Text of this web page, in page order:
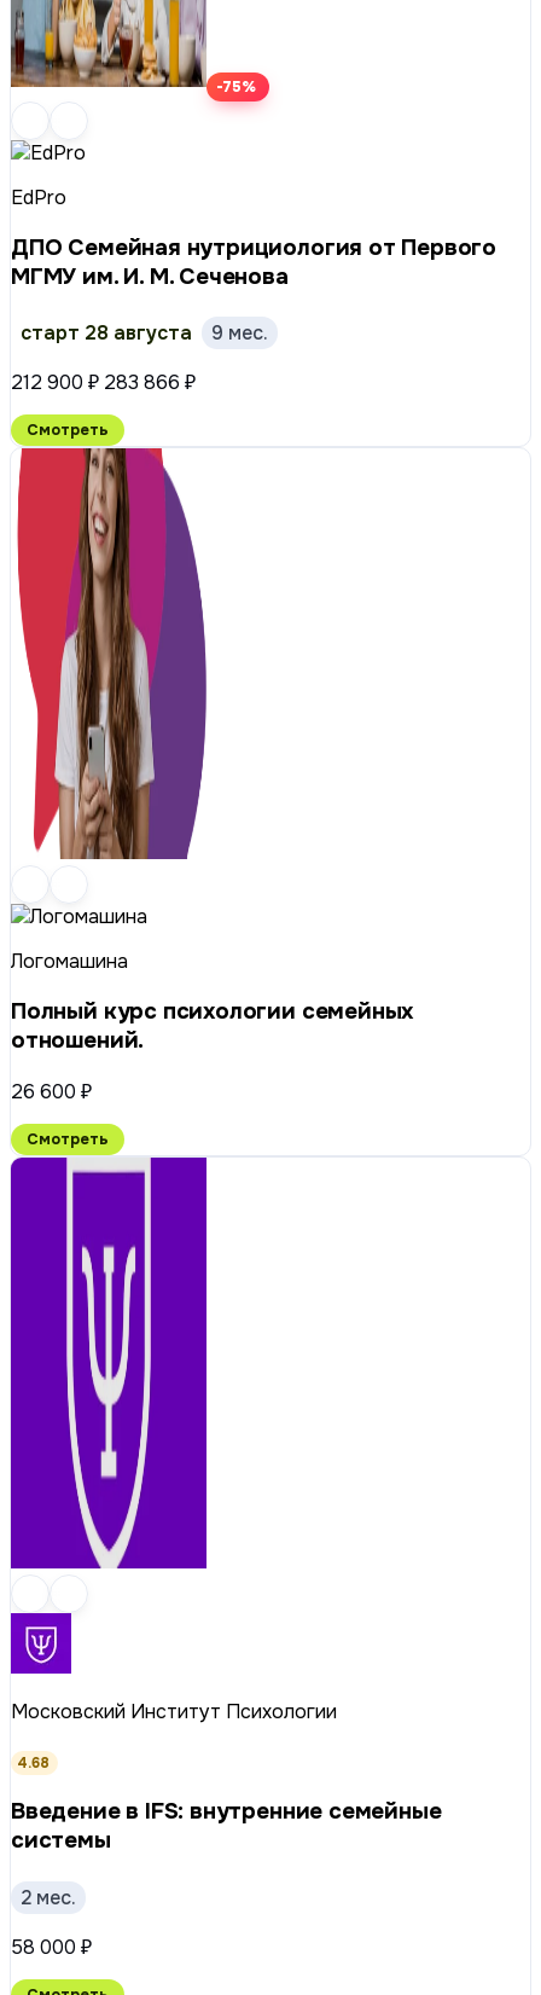
-75%
EdPro
ДПО Семейная нутрициология от Первого
МГМУ им. И. М. Сеченова
старт 28 августа
9 мес.
212 900 ₽ 283 866 ₽
Смотреть
Логомашина
Полный курс психологии семейных
отношений.
26 600 ₽
Смотреть
Московский Институт Психологии
4.68
Введение в IFS: внутренние семейные
системы
2 мес.
58 000 ₽